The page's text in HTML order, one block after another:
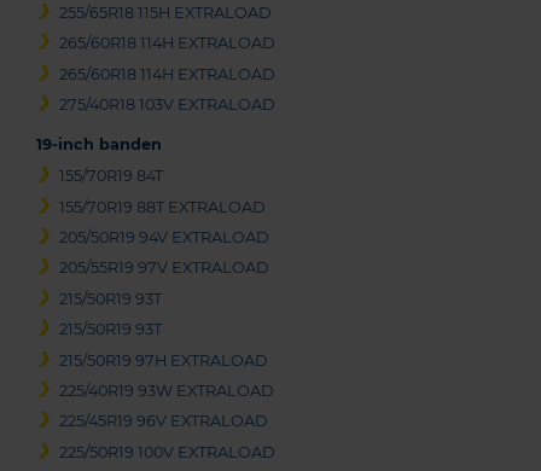
255/65R18 115H EXTRALOAD
265/60R18 114H EXTRALOAD
265/60R18 114H EXTRALOAD
275/40R18 103V EXTRALOAD
19-inch banden
155/70R19 84T
155/70R19 88T EXTRALOAD
205/50R19 94V EXTRALOAD
205/55R19 97V EXTRALOAD
215/50R19 93T
215/50R19 93T
215/50R19 97H EXTRALOAD
225/40R19 93W EXTRALOAD
225/45R19 96V EXTRALOAD
225/50R19 100V EXTRALOAD